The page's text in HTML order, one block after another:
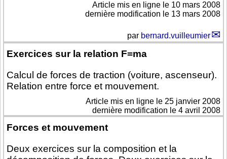
Article mis en ligne le 10 mars 2008
dernière modification le 13 mars 2008
par bernard.vuilleumier
Exercices sur la relation F=ma
Calcul de forces de traction (voiture, ascenseur).
Relation entre force et mouvement.
Article mis en ligne le 25 janvier 2008
dernière modification le 4 avril 2008
Forces et mouvement
Deux exercices sur la composition et la